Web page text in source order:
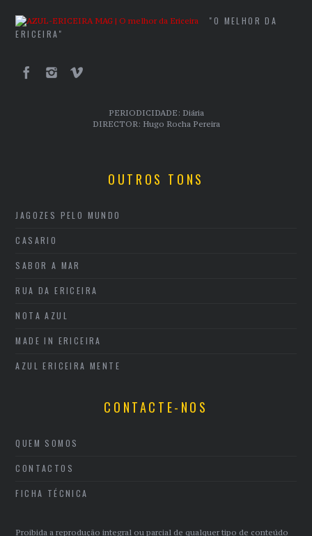
"O MELHOR DA
ERICEIRA"
PERIODICIDADE: Diária
DIRECTOR: Hugo Rocha Pereira
OUTROS TONS
JAGOZES PELO MUNDO
CASARIO
SABOR A MAR
RUA DA ERICEIRA
NOTA AZUL
MADE IN ERICEIRA
AZUL ERICEIRA MENTE
CONTACTE-NOS
QUEM SOMOS
CONTACTOS
FICHA TÉCNICA
Proibida a reprodução integral ou parcial de qualquer tipo de conteúdo